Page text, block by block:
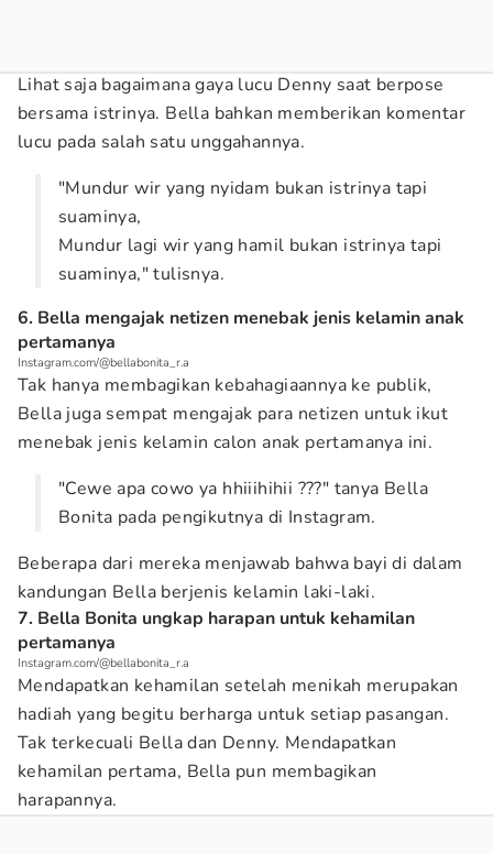
Lihat saja bagaimana gaya lucu Denny saat berpose
bersama istrinya. Bella bahkan memberikan komentar
lucu pada salah satu unggahannya.
"Mundur wir yang nyidam bukan istrinya tapi
suaminya,
Mundur lagi wir yang hamil bukan istrinya tapi
suaminya," tulisnya.
6. Bella mengajak netizen menebak jenis kelamin anak
pertamanya
Instagram.com/@bellabonita_r.a
Tak hanya membagikan kebahagiaannya ke publik,
Bella juga sempat mengajak para netizen untuk ikut
menebak jenis kelamin calon anak pertamanya ini.
"Cewe apa cowo ya hhiiihihii ???" tanya Bella
Bonita pada pengikutnya di Instagram.
Beberapa dari mereka menjawab bahwa bayi di dalam
kandungan Bella berjenis kelamin laki-laki.
7. Bella Bonita ungkap harapan untuk kehamilan
pertamanya
Instagram.com/@bellabonita_r.a
Mendapatkan kehamilan setelah menikah merupakan
hadiah yang begitu berharga untuk setiap pasangan.
Tak terkecuali Bella dan Denny. Mendapatkan
kehamilan pertama, Bella pun membagikan
harapannya.